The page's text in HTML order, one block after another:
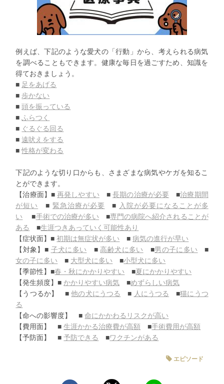
例えば、下記のような愛犬の「行動」から、 考えられる病気
を調べることもできます。 健康な毎日を過ごすため、知識を
得ておきましょう。
■ 足をあげる
■歩かない
■頭を振っている
■ふらつく
■ ぐるぐる回る
■遠吠えをする
■性格が変わる
下記のような切り口からも、
さまざまな病気やケガを知るこ
とができます。
【治療面】■再発しやすい ■長期の治療が必要 ■治療期間
が短い
■ 緊急治療が必要 ■ 入院が必要になることが多
い ■手術での治療が多い ■専門の病院へ紹介されることが
ある
■生涯つきあっていく可能性あり
【症状面】■初期は無症状が多い ■病気の進行が早い
【対象】■ 子犬に多い ■ 高齢犬に多い ■男の子に多い ■
女の子に多い ■ 大型犬に多い ■小型犬に多い
【季節性】■春・秋にかかりやすい ■夏にかかりやすい
【発生頻度】■かかりやすい病気 ■めずらしい病気
【うつるか】 ■他の犬にうつる ■ 人にうつる ■猫にうつ
る
【命への影響度】 ■命にかかわるリスクが高い
【費用面】 ■生涯かかる治療費が高額 ■手術費用が高額
【予防面】 ■予防できる ■ワクチンがある
エピソード